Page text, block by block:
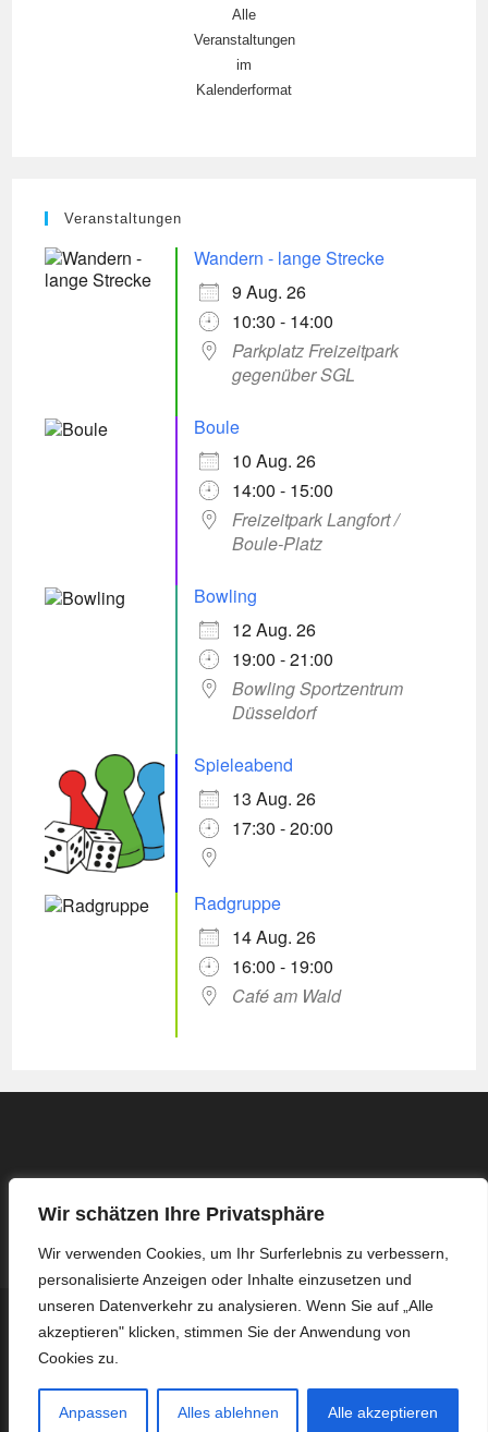
Wir schätzen Ihre Privatsphäre
Wir verwenden Cookies, um Ihr Surferlebnis zu verbessern,
personalisierte Anzeigen oder Inhalte einzusetzen und
unseren Datenverkehr zu analysieren. Wenn Sie auf „Alle
akzeptieren" klicken, stimmen Sie der Anwendung von
Cookies zu.
Anpassen Alles ablehnen Alle akzeptieren
Alle
Veranstaltungen
im
Kalenderformat
Veranstaltungen
Wandern - lange Strecke
9 Aug. 26
10:30 - 14:00
Parkplatz Freizeitpark
gegenüber SGL
Boule
10 Aug. 26
14:00 - 15:00
Freizeitpark Langfort /
Boule-Platz
Bowling
12 Aug. 26
19:00 - 21:00
Bowling Sportzentrum
Düsseldorf
Spieleabend
13 Aug. 26
17:30 - 20:00
Radgruppe
14 Aug. 26
16:00 - 19:00
Café am Wald
Kontakt
Impressum / Datenschutzerklärung
Protokoll Basis-Treffen – 16.03.2026
Protokoll Basis-Treffen – 13.04.2026
Protokoll Basis-Treffen – 27.04.2026